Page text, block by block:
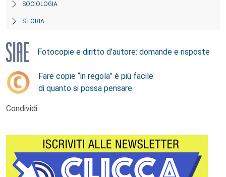
SOCIOLOGIA
STORIA
Fotocopie e diritto d’autore: domande e risposte
Fare copie “in regola” è più facile
di quanto si possa pensare
Condividi :